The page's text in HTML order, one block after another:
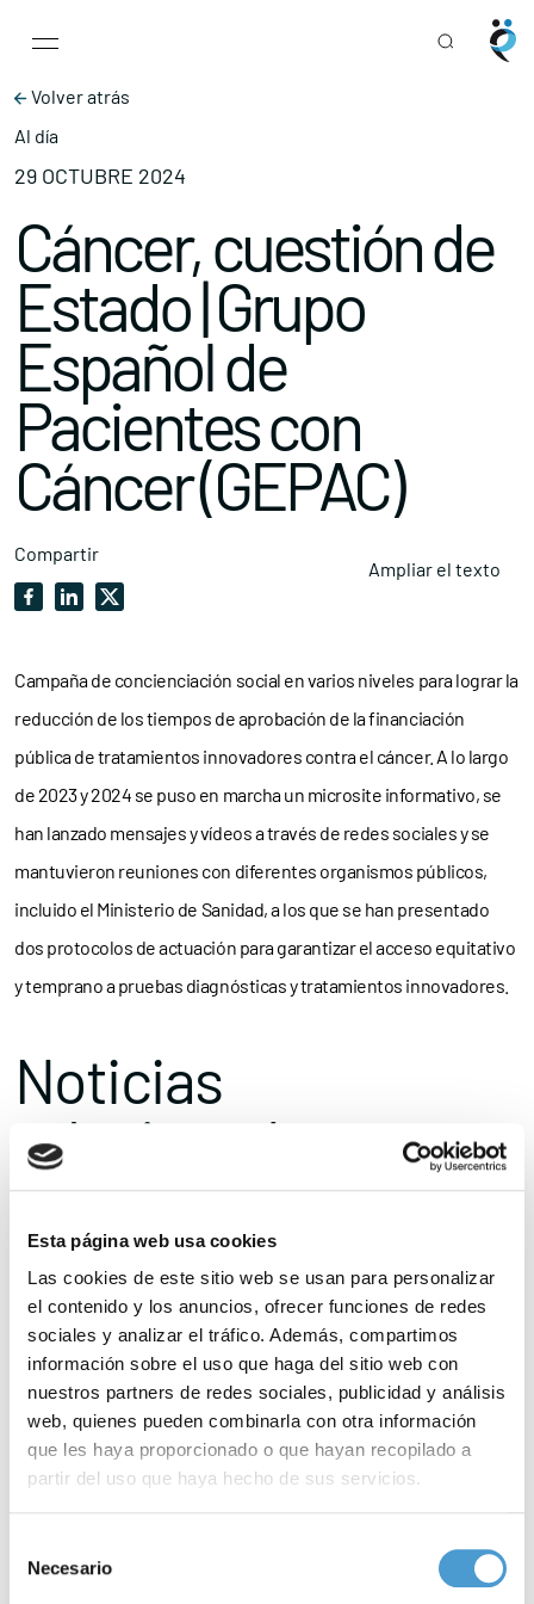
Esta página web usa cookies
Las cookies de este sitio web se usan para personalizar
el contenido y los anuncios, ofrecer funciones de redes
sociales y analizar el tráfico. Además, compartimos
información sobre el uso que haga del sitio web con
nuestros partners de redes sociales, publicidad y análisis
web, quienes pueden combinarla con otra información
que les haya proporcionado o que hayan recopilado a
partir del uso que haya hecho de sus servicios.
de cookies
Necesario
Main Navigation
Volver atrás
Al día
29 OCTUBRE 2024
Cáncer, cuestión de
Estado | Grupo
Español de
Pacientes con
Cáncer (GEPAC)
Compartir
Ampliar el texto
Campaña de concienciación social en varios niveles para lograr la
reducción de los tiempos de aprobación de la financiación
pública de tratamientos innovadores contra el cáncer. A lo largo
de 2023 y 2024 se puso en marcha un microsite informativo, se
han lanzado mensajes y vídeos a través de redes sociales y se
mantuvieron reuniones con diferentes organismos públicos,
incluido el Ministerio de Sanidad, a los que se han presentado
dos protocolos de actuación para garantizar el acceso equitativo
y temprano a pruebas diagnósticas y tratamientos innovadores.
Noticias
relacionadas